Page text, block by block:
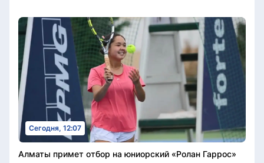
Сегодня, 12:07
Алматы примет отбор на юниорский «Ролан Гаррос»